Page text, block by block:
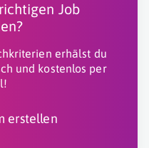
Job
erhälst du
und kostenlos per
erstellen